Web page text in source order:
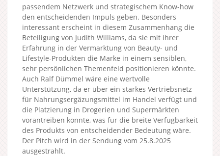
passendem Netzwerk und strategischem Know-how
den entscheidenden Impuls geben. Besonders
interessant erscheint in diesem Zusammenhang die
Beteiligung von Judith Williams, da sie mit ihrer
Erfahrung in der Vermarktung von Beauty- und
Lifestyle-Produkten die Marke in einem sensiblen,
sehr persönlichen Themenfeld positionieren könnte.
Auch Ralf Dümmel wäre eine wertvolle
Unterstützung, da er über ein starkes Vertriebsnetz
für Nahrungsergäzungsmittel im Handel verfügt und
die Platzierung in Drogerien und Supermärkten
vorantreiben könnte, was für die breite Verfügbarkeit
des Produkts von entscheidender Bedeutung wäre.
Der Pitch wird in der Sendung vom 25.8.2025
ausgestrahlt.